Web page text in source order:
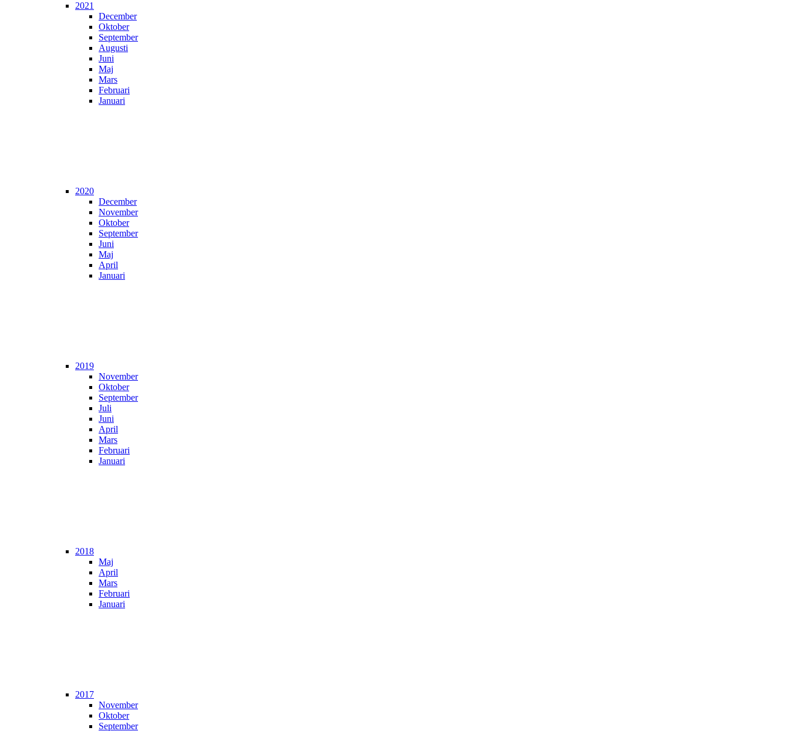
2021
December
Oktober
September
Augusti
Juni
Maj
Mars
Februari
Januari
2020
December
November
Oktober
September
Juni
Maj
April
Januari
2019
November
Oktober
September
Juli
Juni
April
Mars
Februari
Januari
2018
Maj
April
Mars
Februari
Januari
2017
November
Oktober
September